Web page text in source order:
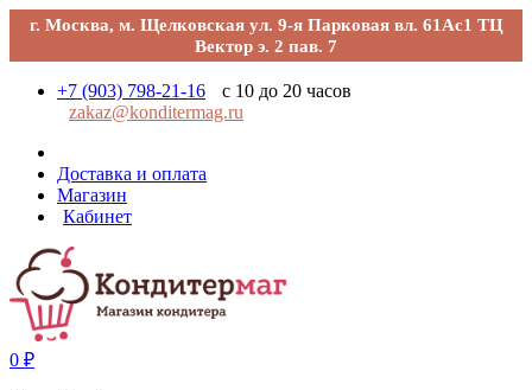
г. Москва, м. Щелковская ул. 9-я Парковая вл. 61Ас1 ТЦ
Вектор э. 2 пав. 7
+7 (903) 798-21-16
с 10 до 20 часов
zakaz@konditermag.ru
Доставка и оплата
Магазин
Кабинет
0 ₽